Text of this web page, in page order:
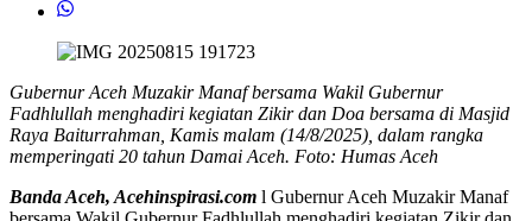
Gubernur Aceh Muzakir Manaf bersama Wakil Gubernur
Fadhlullah menghadiri kegiatan Zikir dan Doa bersama di Masjid
Raya Baiturrahman, Kamis malam (14/8/2025), dalam rangka
memperingati 20 tahun Damai Aceh. Foto: Humas Aceh
Banda Aceh, Acehinspirasi.com l Gubernur Aceh Muzakir Manaf